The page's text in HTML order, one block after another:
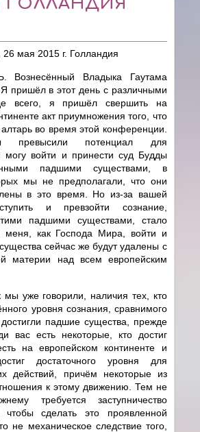
26 мая 2015 г. Голландия
Владыка Гаутама
пришёл в этот день с различными
всего, я пришёл свершить на
акт приумножения того, что
во время этой конференции.
превысили потенциал для
могу войти и принести суд Будды
падшими существами, в
мы не предполагали, что они
в это время. Но из-за вашей
и превзойти сознание,
падшими существами, стало
меня, как Господа Мира, войти и
существа сейчас же будут удалены с
материи над всем европейским
мы уже говорили, наличия тех, кто
уровня сознания, сравнимого
падшие существа, прежде
вас есть некоторые, кто достиг
на европейском континенте и
достаточного уровня для
действий, причём некоторые из
к этому движению. Тем не
требуется заступничество
сделать это проявленной
не механическое следствие того,